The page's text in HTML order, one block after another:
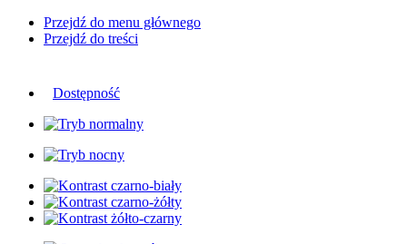
Przejdź do menu głównego
Przejdź do treści
Dostępność